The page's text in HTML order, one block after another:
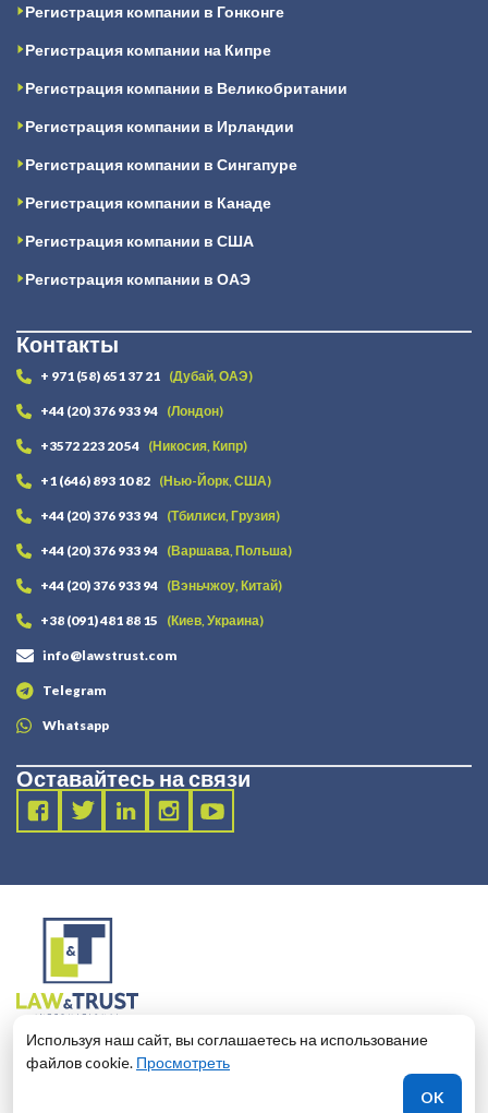
Регистрация компании в Гонконге
Регистрация компании на Кипре
Регистрация компании в Великобритании
Регистрация компании в Ирландии
Регистрация компании в Сингапуре
Регистрация компании в Канаде
Регистрация компании в США
Регистрация компании в ОАЭ
Контакты
+ 971 (58) 651 37 21 (Дубай, ОАЭ)
+44 (20) 376 933 94 (Лондон)
+3572 223 20 54 (Никосия, Кипр)
+1 (646) 893 10 82 (Нью-Йорк, США)
+44 (20) 376 933 94 (Тбилиси, Грузия)
+44 (20) 376 933 94 (Варшава, Польша)
+44 (20) 376 933 94 (Вэньчжоу, Китай)
+38 (091) 481 88 15 (Киев, Украина)
info@lawstrust.com
Telegram
Whatsapp
Оставайтесь на связи
2003 - 2025 LANDT LEGAL LLP
124 City Road, London, United Kingdom, EC1V 2NX
Используя наш сайт, вы соглашаетесь на использование
файлов cookie. Просмотреть
OK